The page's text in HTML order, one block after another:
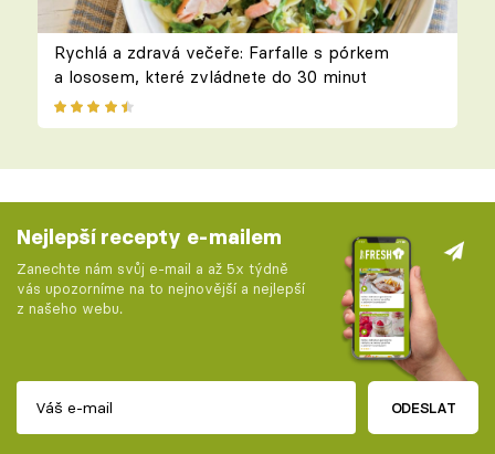
Rychlá a zdravá večeře: Farfalle s pórkem
a lososem, které zvládnete do 30 minut
Nejlepší recepty e-mailem
Zanechte nám svůj e-mail a až 5x týdně
vás upozorníme na to nejnovější a nejlepší
z našeho webu.
ODESLAT